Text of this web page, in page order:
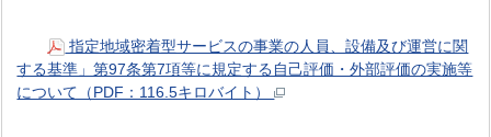
指定地域密着型サービスの事業の人員、設備及び運営に関
する基準」第97条第7項等に規定する自己評価・外部評価の実施等
について（PDF：116.5キロバイト）